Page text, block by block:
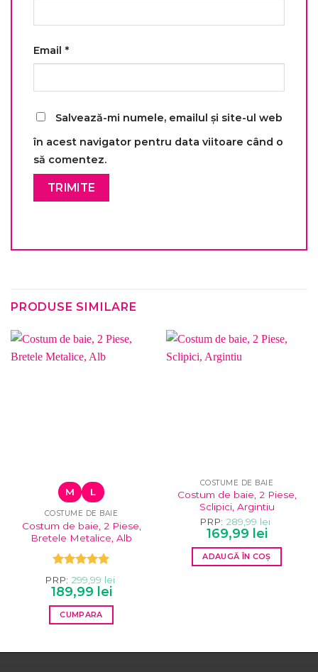
Email *
Salvează-mi numele, emailul și site-ul web
în acest navigator pentru data viitoare când o
să comentez.
PRODUSE SIMILARE
M L
COSTUME DE BAIE
Costum de baie, 2 Piese,
Bretele Metalice, Alb
Evaluat la
5.00din 5
PRP: 299,99 lei
Prețul
inițial
a
fost:
299,99 lei.
189,99 leiPrețul
curent
este:
CUMPARA
COSTUME DE BAIE
Costum de baie, 2 Piese,
Sclipici, Argintiu
PRP: 289,99 lei
Prețul
inițial
a
fost:
289,99 lei.
169,99 leiPrețul
curent
este:
169,99 lei.
ADAUGĂ ÎN COȘ